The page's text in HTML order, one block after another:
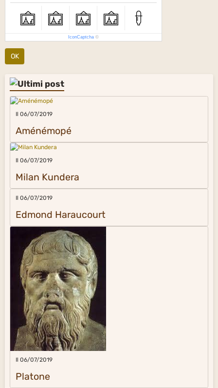
IconCaptcha ©
OK
Il 06/07/2019
Aménémopé
Il 06/07/2019
Milan Kundera
Il 06/07/2019
Edmond Haraucourt
Il 06/07/2019
Platone